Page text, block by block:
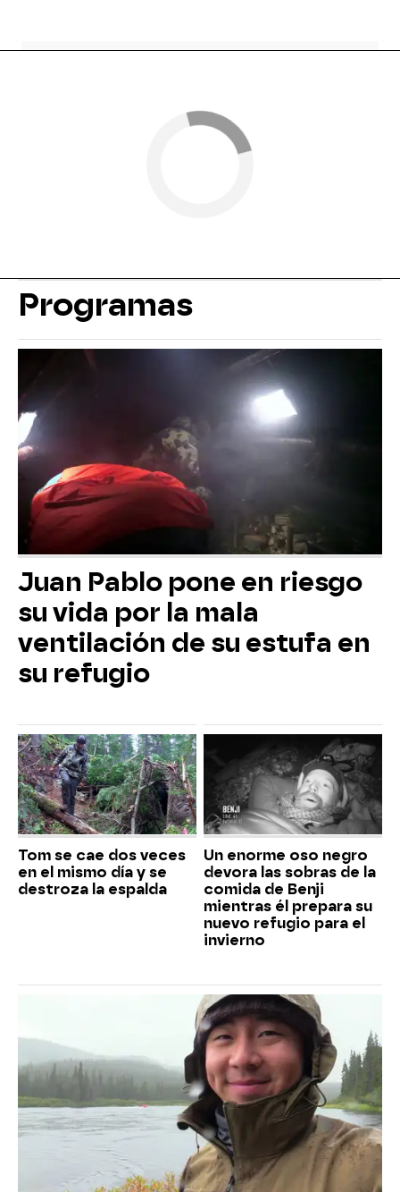
Programas
Juan Pablo pone en riesgo
su vida por la mala
ventilación de su estufa en
su refugio
Tom se cae dos veces
en el mismo día y se
destroza la espalda
Un enorme oso negro
devora las sobras de la
comida de Benji
mientras él prepara su
nuevo refugio para el
invierno